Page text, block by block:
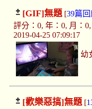
[GIF]無題[39篇
評分：0, 年：0, 月：
2019-04-25 07:09:17
幼
[歡樂惡搞]無題[